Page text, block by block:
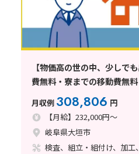
【物価高の世の中、少しで
費無料・寮までの移動費無
まで会社負担！】電子部品
大垣市
月収例 308,806 円
【月給】232,000円～
岐阜県大垣市